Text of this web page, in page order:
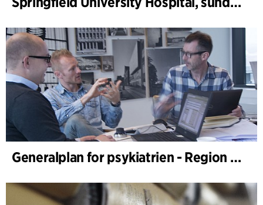
Generalplan for psykiatrien - Region Syddanmark, sundhedsplanlægning